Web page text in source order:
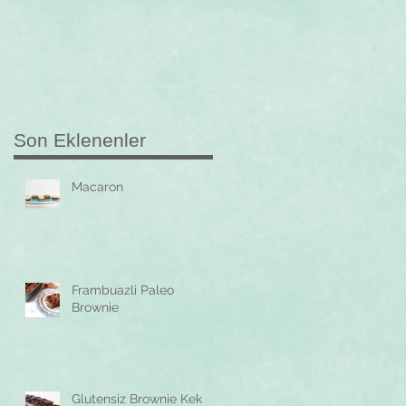
Son Eklenenler
Macaron
Frambuazli Paleo
Brownie
Glutensiz Brownie Kek